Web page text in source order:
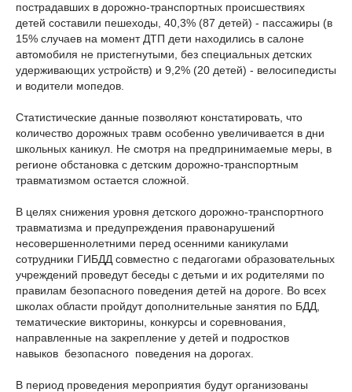
пострадавших в дорожно-транспортных происшествиях
детей составили пешеходы, 40,3% (87 детей) - пассажиры (в
15% случаев на момент ДТП дети находились в салоне
автомобиля не пристегнутыми, без специальных детских
удерживающих устройств) и 9,2% (20 детей) - велосипедисты
и водители мопедов.
Статистические данные позволяют констатировать, что
количество дорожных травм особенно увеличивается в дни
школьных каникул. Не смотря на предпринимаемые меры, в
регионе обстановка с детским дорожно-транспортным
травматизмом остается сложной.
В целях снижения уровня детского дорожно-транспортного
травматизма и предупреждения правонарушений
несовершеннолетними перед осенними каникулами
сотрудники ГИБДД совместно с педагогами образовательных
учреждений проведут беседы с детьми и их родителями по
правилам безопасного поведения детей на дороге. Во всех
школах области пройдут дополнительные занятия по БДД,
тематические викторины, конкурсы и соревнования,
направленные на закрепление у детей и подростков
навыков безопасного поведения на дорогах.
В период проведения мероприятия будут организованы